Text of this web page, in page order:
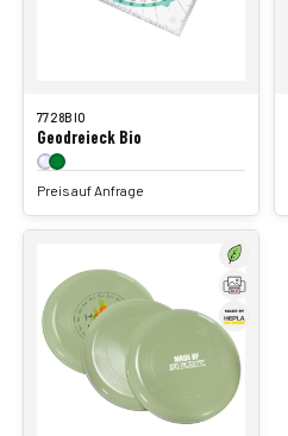
7728BIO
Geodreieck Bio
Preis auf Anfrage